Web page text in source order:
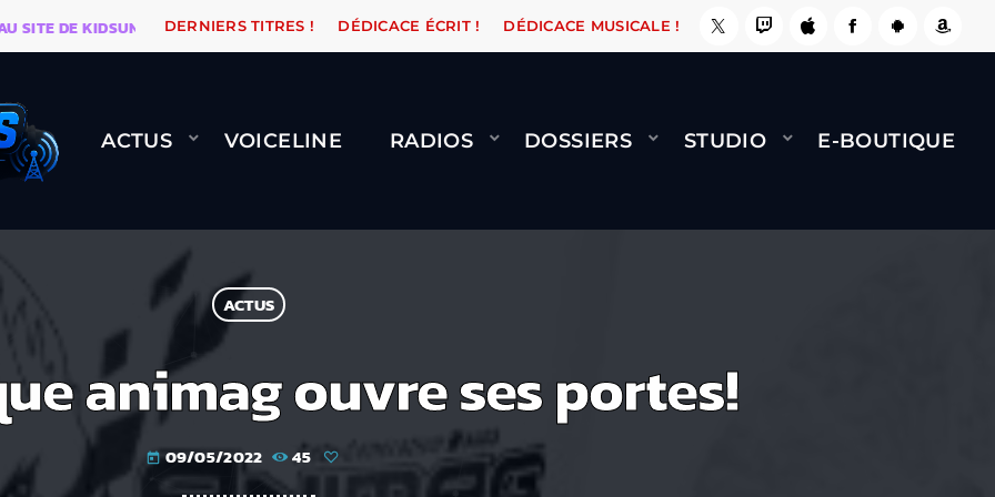
DE KIDSUNE WARÉTRO ORANGE ROAD QUI PASSE, ÇA LE FAIT ! NAMI BERNARD MINET - FLY
DERNIERS TITRES ! DÉDICACE ÉCRIT ! DÉDICACE MUSICALE !
ACTUS VOICELINE RADIOS DOSSIERS STUDIO E-BOUTIQUE
ACTUS
animag ouvre ses portes!
today 09/05/2022 45